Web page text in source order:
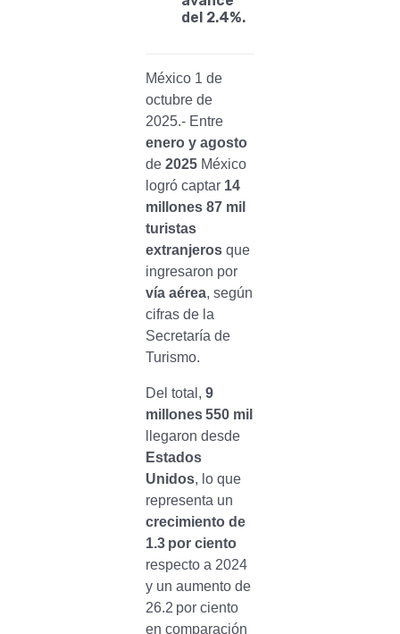
del 2.4%.
México 1 de
octubre de
2025.- Entre
enero y agosto
de 2025México
logró captar 14
millones 87 mil
turistas
extranjerosque
ingresaron por
vía aérea, según
cifras de la
Secretaría de
Turismo.
Del total, 9
millones550 mil
llegaron desde
Estados
Unidos, lo que
representa un
crecimiento de
1.3 por ciento
respecto a 2024
y un aumento de
26.2 por ciento
en comparación